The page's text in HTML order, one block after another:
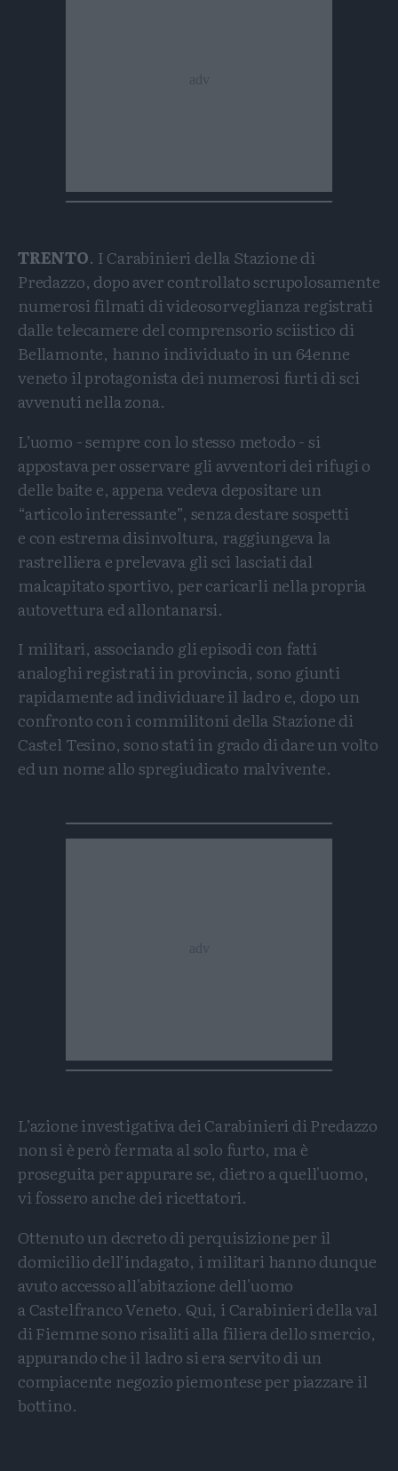
TRENTO. I Carabinieri della Stazione di
Predazzo, dopo aver controllato scrupolosamente
numerosi filmati di videosorveglianza registrati
dalle telecamere del comprensorio sciistico di
Bellamonte, hanno individuato in un 64enne
veneto il protagonista dei numerosi furti di sci
avvenuti nella zona.
L’uomo - sempre con lo stesso metodo - si
appostava per osservare gli avventori dei rifugi o
delle baite e, appena vedeva depositare un
“articolo interessante”, senza destare sospetti
e con estrema disinvoltura, raggiungeva la
rastrelliera e prelevava gli sci lasciati dal
malcapitato sportivo, per caricarli nella propria
autovettura ed allontanarsi.
I militari, associando gli episodi con fatti
analoghi registrati in provincia, sono giunti
rapidamente ad individuare il ladro e, dopo un
confronto con i commilitoni della Stazione di
Castel Tesino, sono stati in grado di dare un volto
ed un nome allo spregiudicato malvivente.
L’azione investigativa dei Carabinieri di Predazzo
non si è però fermata al solo furto, ma è
proseguita per appurare se, dietro a quell'uomo,
vi fossero anche dei ricettatori.
Ottenuto un decreto di perquisizione per il
domicilio dell’indagato, i militari hanno dunque
avuto accesso all'abitazione dell'uomo
a Castelfranco Veneto. Qui, i Carabinieri della val
di Fiemme sono risaliti alla filiera dello smercio,
appurando che il ladro si era servito di un
compiacente negozio piemontese per piazzare il
bottino.